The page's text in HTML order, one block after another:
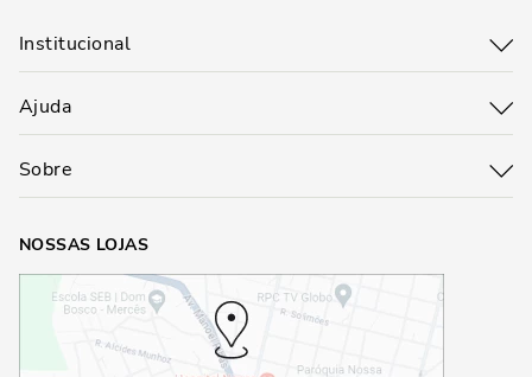
Institucional
Ajuda
Sobre
NOSSAS LOJAS